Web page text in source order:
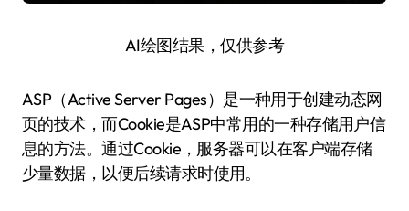
AI绘图结果，仅供参考
ASP（Active Server Pages）是一种用于创建动态网
页的技术，而Cookie是ASP中常用的一种存储用户信
息的方法。通过Cookie，服务器可以在客户端存储
少量数据，以便后续请求时使用。